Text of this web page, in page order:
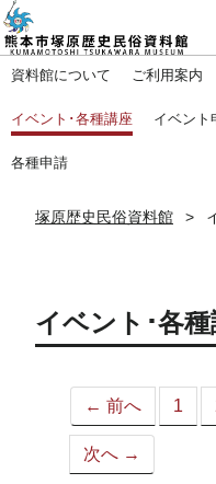
資料館について ご利用案内
イベント･各種講座 イベント
各種申請
塚原歴史民俗資料館
イベント･各
← 前へ 1
次へ →